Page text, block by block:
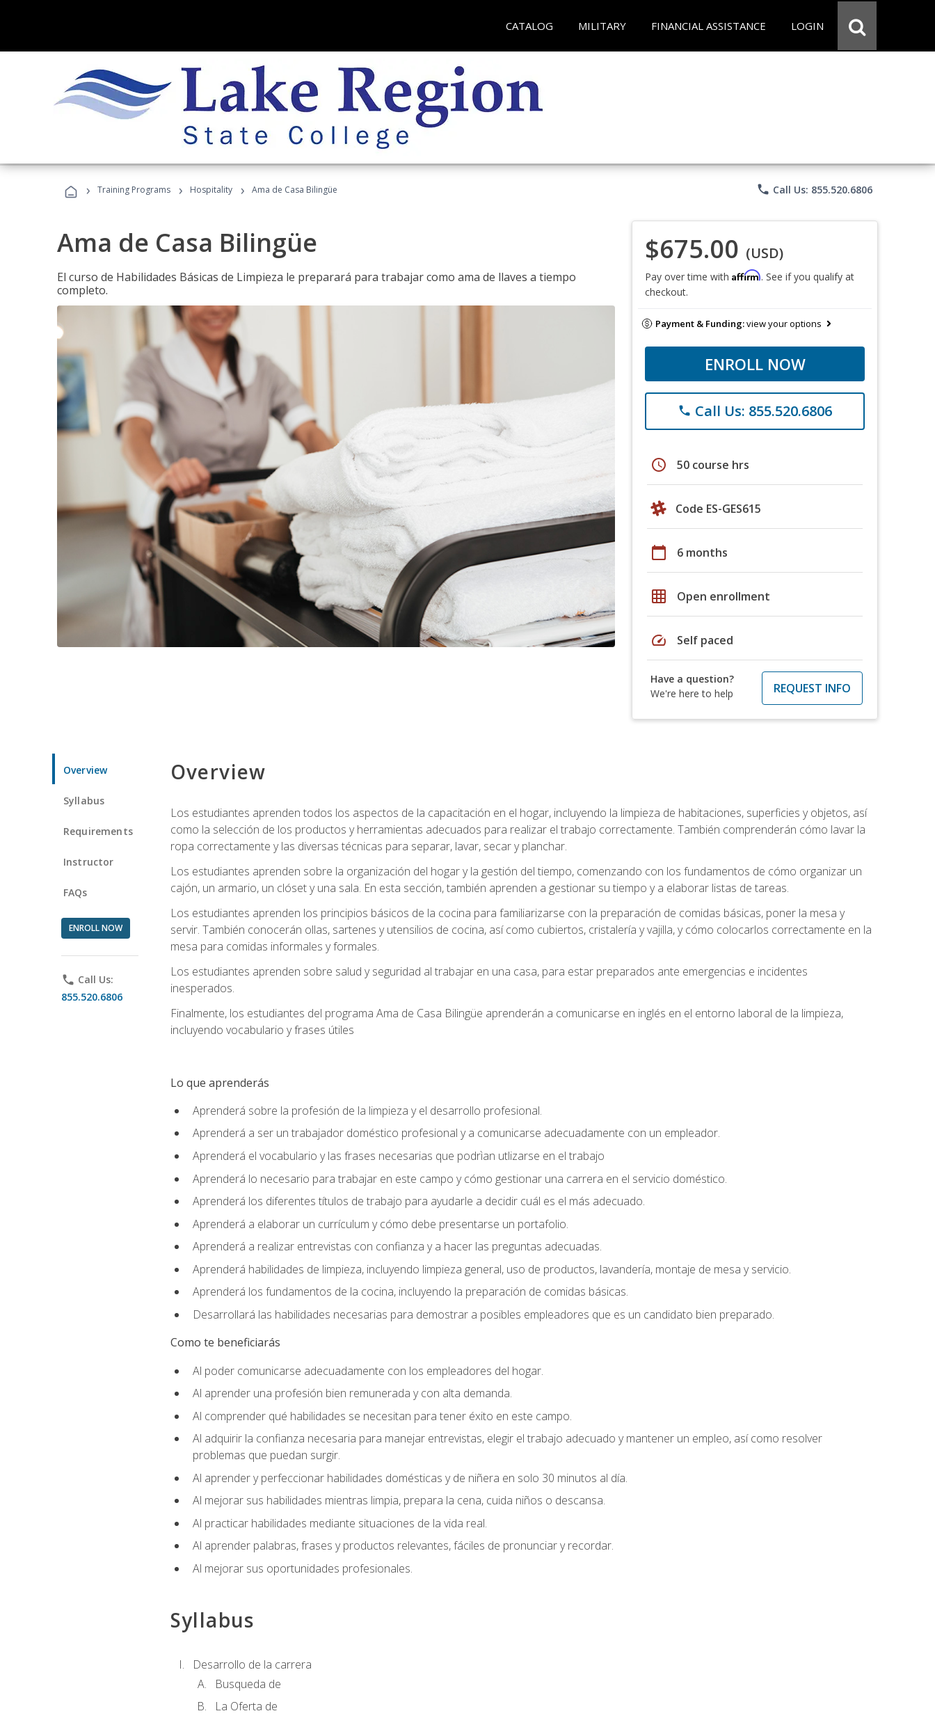
CATALOG MILITARY FINANCIAL ASSISTANCE LOGIN
› Training Programs › Hospitality › Ama de Casa Bilingüe phone Call Us: 855.520.6806
Ama de Casa Bilingüe
El curso de Habilidades Básicas de Limpieza le preparará para trabajar como ama de llaves a tiempo
completo.
$675.00 (USD)
Pay over time with Affirm. See if you qualify at
checkout.
Payment & Funding:view your options
ENROLL NOW
phone Call Us: 855.520.6806
schedule 50 course hrs
Code ES-GES615
calendar_today 6 months
grid_on Open enrollment
speed Self paced
Have a question?
We're here to help
REQUEST INFO
Overview
Syllabus
Requirements
Instructor
FAQs
ENROLL NOW
phone Call Us:
855.520.6806
Overview
Los estudiantes aprenden todos los aspectos de la capacitación en el hogar, incluyendo la limpieza de habitaciones, superficies y objetos, así
como la selección de los productos y herramientas adecuados para realizar el trabajo correctamente. También comprenderán cómo lavar la
ropa correctamente y las diversas técnicas para separar, lavar, secar y planchar.
Los estudiantes aprenden sobre la organización del hogar y la gestión del tiempo, comenzando con los fundamentos de cómo organizar un
cajón, un armario, un clóset y una sala. En esta sección, también aprenden a gestionar su tiempo y a elaborar listas de tareas.
Los estudiantes aprenden los principios básicos de la cocina para familiarizarse con la preparación de comidas básicas, poner la mesa y
servir. También conocerán ollas, sartenes y utensilios de cocina, así como cubiertos, cristalería y vajilla, y cómo colocarlos correctamente en la
mesa para comidas informales y formales.
Los estudiantes aprenden sobre salud y seguridad al trabajar en una casa, para estar preparados ante emergencias e incidentes
inesperados.
Finalmente, los estudiantes del programa Ama de Casa Bilingüe aprenderán a comunicarse en inglés en el entorno laboral de la limpieza,
incluyendo vocabulario y frases útiles
Lo que aprenderás
Aprenderá sobre la profesión de la limpieza y el desarrollo profesional.
Aprenderá a ser un trabajador doméstico profesional y a comunicarse adecuadamente con un empleador.
Aprenderá el vocabulario y las frases necesarias que podrìan utlizarse en el trabajo
Aprenderá lo necesario para trabajar en este campo y cómo gestionar una carrera en el servicio doméstico.
Aprenderá los diferentes títulos de trabajo para ayudarle a decidir cuál es el más adecuado.
Aprenderá a elaborar un currículum y cómo debe presentarse un portafolio.
Aprenderá a realizar entrevistas con confianza y a hacer las preguntas adecuadas.
Aprenderá habilidades de limpieza, incluyendo limpieza general, uso de productos, lavandería, montaje de mesa y servicio.
Aprenderá los fundamentos de la cocina, incluyendo la preparación de comidas básicas.
Desarrollará las habilidades necesarias para demostrar a posibles empleadores que es un candidato bien preparado.
Como te beneficiarás
Al poder comunicarse adecuadamente con los empleadores del hogar.
Al aprender una profesión bien remunerada y con alta demanda.
Al comprender qué habilidades se necesitan para tener éxito en este campo.
Al adquirir la confianza necesaria para manejar entrevistas, elegir el trabajo adecuado y mantener un empleo, así como resolver
problemas que puedan surgir.
Al aprender y perfeccionar habilidades domésticas y de niñera en solo 30 minutos al día.
Al mejorar sus habilidades mientras limpia, prepara la cena, cuida niños o descansa.
Al practicar habilidades mediante situaciones de la vida real.
Al aprender palabras, frases y productos relevantes, fáciles de pronunciar y recordar.
Al mejorar sus oportunidades profesionales.
Syllabus
Desarrollo de la carrera
Busqueda de
La Oferta de